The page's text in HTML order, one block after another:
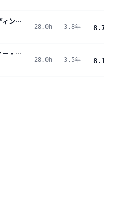
株式会社平山ホールディングス
28.0h 3.8年 8.7
株式会社スリー・ディー・マトリックス
28.0h 3.5年 8.1